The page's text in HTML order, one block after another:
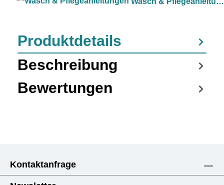
Produktdetails
Beschreibung
Bewertungen
Kontaktanfrage